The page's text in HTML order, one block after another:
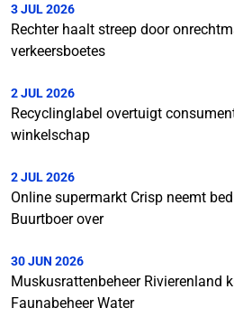
3 JUL 2026
Rechter haalt streep door
verkeersboetes
2 JUL 2026
Recyclinglabel overtuigt
winkelschap
2 JUL 2026
Online supermarkt Crisp neemt
Buurtboer over
30 JUN 2026
Muskusrattenbeheer Rivierenland
Faunabeheer Water